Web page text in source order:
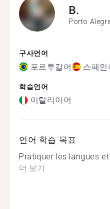
B.
Porto
구사언어
포르투갈어 스페인
학습언어
이탈리아어
언어 학습 목표
Pratiquer les langues
더 보기